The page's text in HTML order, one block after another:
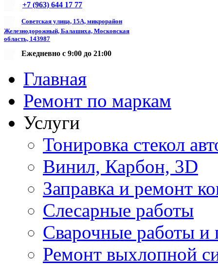
+7 (963) 644 17 77
Советская улица, 15А, микрорайон
Железнодорожный, Балашиха, Московская
область, 143987
Ежедневно с 9:00 до 21:00
Главная
Ремонт по маркам
Услуги
Тонировка стекол
Винил, Карбон, 3D
Заправка и ремонт
Слесарные работы
Сварочные работы и
Ремонт выхлопной